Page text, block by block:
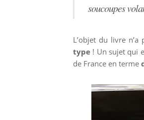
soucoupes
L’objet du livre
type ! Un sujet qui
de France en terme